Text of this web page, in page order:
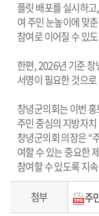
플릿 배포를 실시하
여 주민 눈높이에 맞
참여로 이어질 수 있
한편, 2026년 기준
서명이 필요한 것으
창녕군의회는 이번
주민 중심의 지방자
창녕군의회 의장은 “
여할 수 있는 중요한
참여할 수 있도록 지
첨부
주